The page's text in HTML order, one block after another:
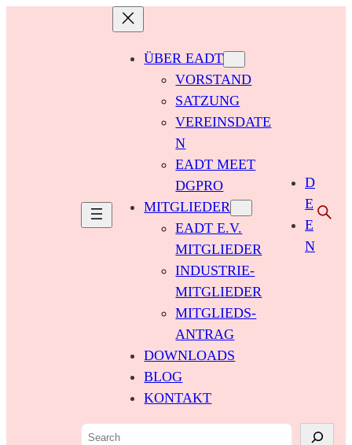
ÜBER EADT
VORSTAND
SATZUNG
VEREINSDATE
N
EADT MEET
DGPRO
MITGLIEDER
EADT E.V.
MITGLIEDER
INDUSTRIE-
MITGLIEDER
MITGLIEDS-
ANTRAG
DOWNLOADS
BLOG
KONTAKT
D
E
E
N